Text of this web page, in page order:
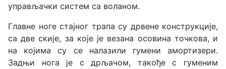
управљачки систем са воланом.
Главне ноге стајног трапа су дрвене конструкције,
са две скије, за које је везана осовина точкова, и
на којима су се налазили гумени амортизери.
Задњи нога је с дрљачом, такође с гуменим